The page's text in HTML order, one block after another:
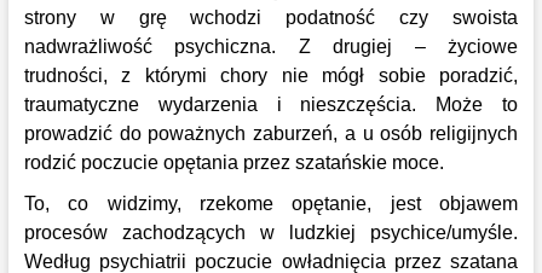
strony w grę wchodzi podatność czy swoista
nadwrażliwość psychiczna. Z drugiej – życiowe
trudności, z którymi chory nie mógł sobie poradzić,
traumatyczne wydarzenia i nieszczęścia. Może to
prowadzić do poważnych zaburzeń, a u osób religijnych
rodzić poczucie opętania przez szatańskie moce.
To, co widzimy, rzekome opętanie, jest objawem
procesów zachodzących w ludzkiej psychice/umyśle.
Według psychiatrii poczucie owładnięcia przez szatana